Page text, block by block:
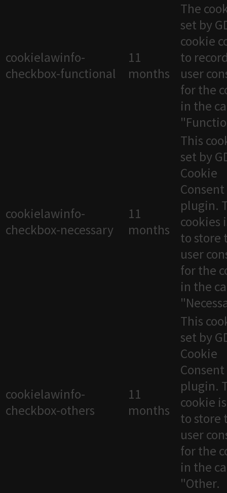
cookielawinfo-
checkbox-functional
11
months
The
set by
cookie
to
user
for the
in the
cookielawinfo-
checkbox-necessary
11
months
This
set by
Cookie
Consent
plugin.
cookies
to store
user
for the
in the
cookielawinfo-
checkbox-others
11
months
This
set by
Cookie
Consent
plugin.
cookie
to store
user
for the
in the
"Other.